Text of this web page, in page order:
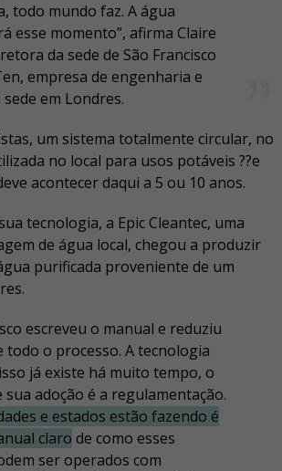
todo mundo faz. A água
esse momento”, afirma Claire
da sede de São Francisco
empresa de engenharia e
em Londres.
um sistema totalmente circular, no
no local para usos potáveis ??e
acontecer daqui a 5 ou 10 anos.
tecnologia, a Epic Cleantec, uma
de água local, chegou a produzir
purificada proveniente de um
escreveu o manual e reduziu
todo o processo. A tecnologia
já existe há muito tempo, o
sua adoção é a regulamentação.
e estados estão fazendo é
claro de como esses
ser operados com